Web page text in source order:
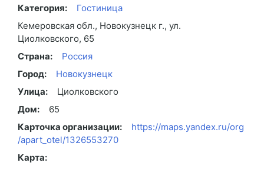
Категория:
Гостиница
Кемеровская обл., Новокузнецк г., ул.
Циолковского, 65
Страна:
Россия
Город:
Новокузнецк
Улица:
Циолковского
Дом:
65
Карточка организации:
https://maps.yandex.ru/org
/apart_otel/1326553270
Карта: